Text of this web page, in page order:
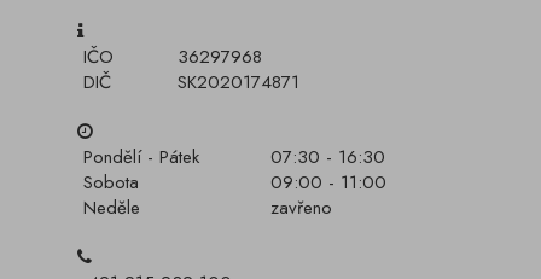
IČO
36297968
DIČ
SK2020174871
Pondělí - Pátek
07:30 - 16:30
Sobota
09:00 - 11:00
Neděle
zavřeno